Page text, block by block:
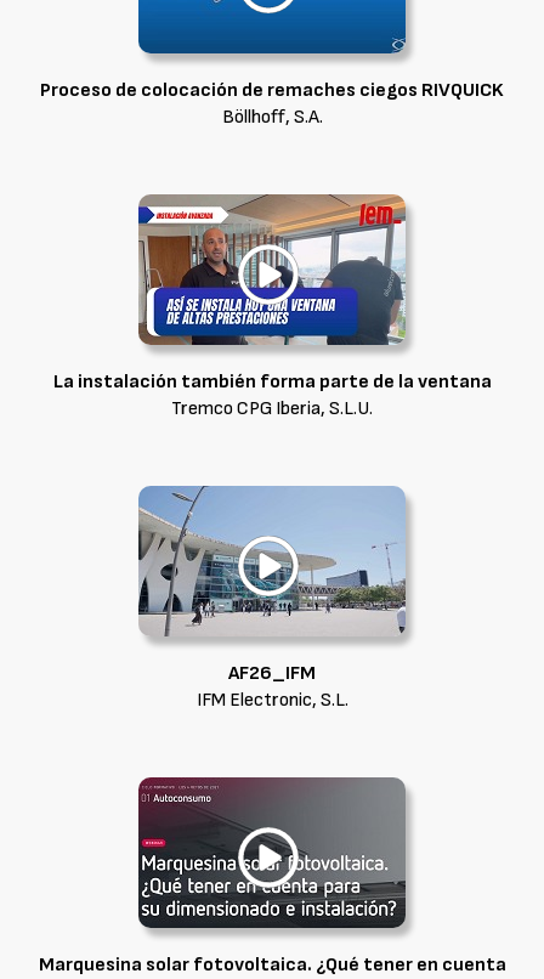
Proceso de colocación de remaches ciegos RIVQUICK
Böllhoff, S.A.
La instalación también forma parte de la ventana
Tremco CPG Iberia, S.L.U.
AF26_IFM
IFM Electronic, S.L.
Marquesina solar fotovoltaica. ¿Qué tener en cuenta